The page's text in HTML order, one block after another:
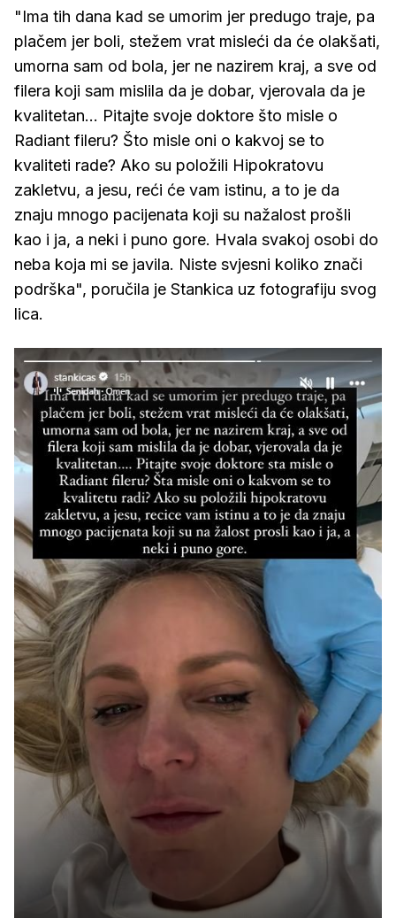
"Ima tih dana kad se umorim jer predugo traje, pa
plačem jer boli, stežem vrat misleći da će olakšati,
umorna sam od bola, jer ne nazirem kraj, a sve od
filera koji sam mislila da je dobar, vjerovala da je
kvalitetan... Pitajte svoje doktore što misle o
Radiant fileru? Što misle oni o kakvoj se to
kvaliteti rade? Ako su položili Hipokratovu
zakletvu, a jesu, reći će vam istinu, a to je da
znaju mnogo pacijenata koji su nažalost prošli
kao i ja, a neki i puno gore. Hvala svakoj osobi do
neba koja mi se javila. Niste svjesni koliko znači
podrška", poručila je Stankica uz fotografiju svog
lica.